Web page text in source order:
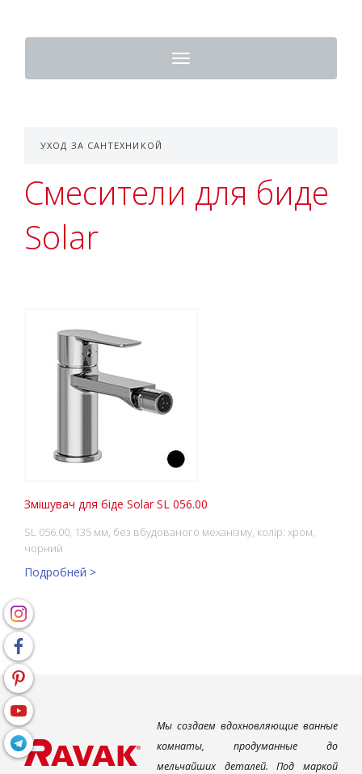
Toggle
navigation
УХОД ЗА САНТЕХНИКОЙ
Смесители для биде
Solar
Змішувач для біде Solar SL 056.00
SL 056.00, 135 мм, без вбудованого механізму, колір: хром,
чорний
Подробней >
Мы создаем вдохновляющие ванные
комнаты, продуманные до
мельчайших деталей. Под маркой